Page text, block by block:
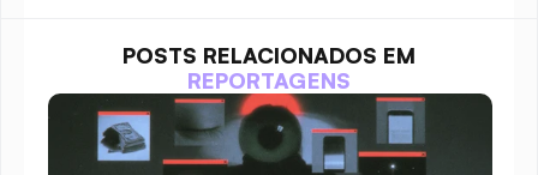
POSTS RELACIONADOS EM
REPORTAGENS